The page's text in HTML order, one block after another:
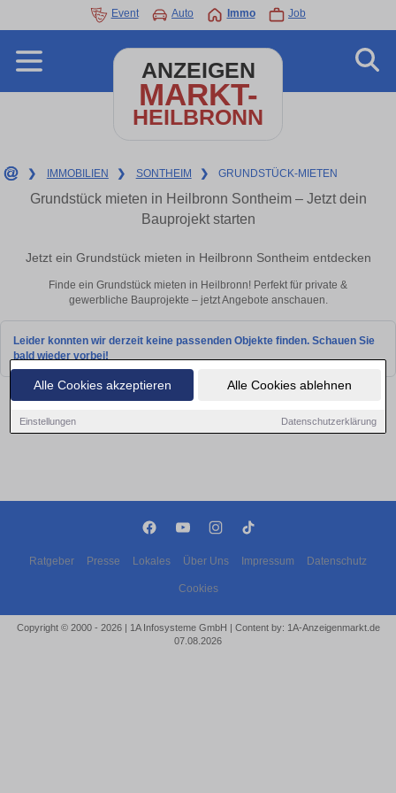
Alle Cookies akzeptieren Alle Cookies ablehnen
Einstellungen Datenschutzerklärung
Event Auto Immo Job
ANZEIGEN
MARKT-
HEILBRONN
❯ IMMOBILIEN ❯ SONTHEIM ❯ GRUNDSTÜCK-MIETEN
Grundstück mieten in Heilbronn Sontheim – Jetzt dein
Bauprojekt starten
Jetzt ein Grundstück mieten in Heilbronn Sontheim entdecken
Finde ein Grundstück mieten in Heilbronn! Perfekt für private &
gewerbliche Bauprojekte – jetzt Angebote anschauen.
Leider konnten wir derzeit keine passenden Objekte finden. Schauen Sie
bald wieder vorbei!
Ratgeber Presse Lokales Über Uns Impressum Datenschutz
Cookies
Copyright © 2000 - 2026 | 1A Infosysteme GmbH | Content by: 1A-Anzeigenmarkt.de
07.08.2026